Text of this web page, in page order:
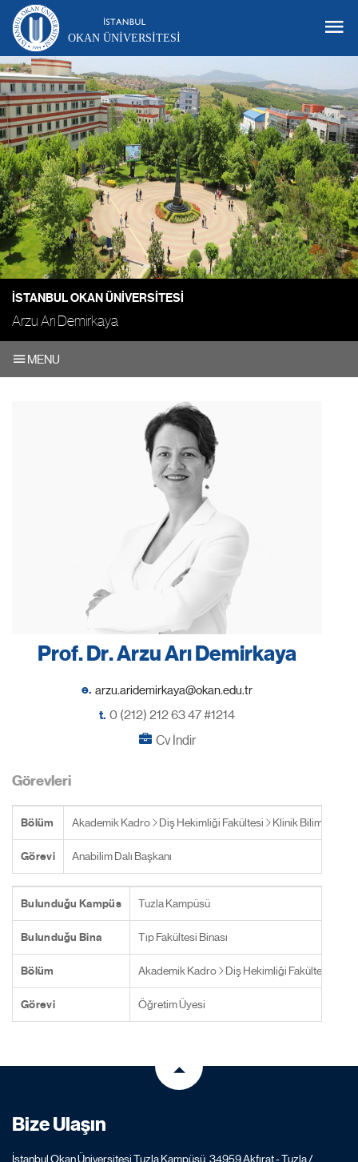
OKAN ÜNIVERSITESI
İSTANBUL OKAN ÜNIVERSITESI
Arzu Arı Demirkaya
MENU
Prof. Dr. Arzu Arı Demirkaya
e.
t. 0 (212) 212 63 47 #1214
Cv İndir
Görevleri
Bölüm Akademik Kadro Diş Hekimliği Fakültesi Klinik Bilimler
Görevi Anabilim Dalı Başkanı
Bulunduğu Kampüs Tuzla Kampüsü
Bulunduğu Bina Tıp Fakültesi Binası
Bölüm Akademik Kadro Diş Hekimliği Fakültesi
Görevi Öğretim Üyesi
Bize Ulaşın
İstanbul Okan Üniversitesi Tuzla Kampüsü, 34959 Akfırat - Tuzla /